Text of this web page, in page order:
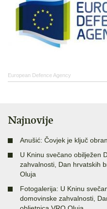
European Defence Agency
Najnovije
Anušić: Čovjek je ključ
U Kninu svečano obilježen
zahvalnosti, Dan hrvatskih
Oluja
Fotogalerija: U Kninu
domovinske zahvalnosti,